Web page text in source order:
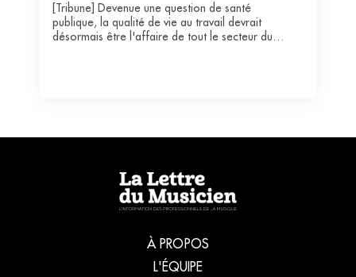
[Tribune] Devenue une question de santé
publique, la qualité de vie au travail devrait
désormais être l'affaire de tout le secteur du
À PROPOS
L'ÉQUIPE